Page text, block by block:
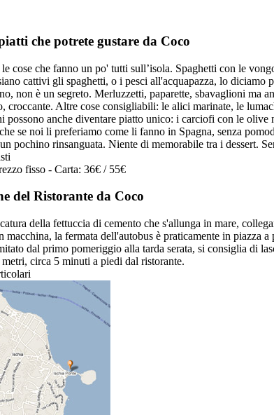
che potrete gustare da Coco
cose che fanno un po' tutti sull’isola. Spaghetti con le
cattivi gli spaghetti, o i pesci all'acquapazza, lo diciamo
non è un segreto. Merluzzetti, paparette, sbavaglioni ma
croccante. Altre cose consigliabili: le alici marinate, le
possono anche diventare piatto unico: i carciofi con le
se noi li preferiamo come li fanno in Spagna, senza
pochino rinsanguata. Niente di memorabile tra i dessert.
fisso - Carta: 36€ / 55€
del Ristorante da Coco
della fettuccia di cemento che s'allunga in mare,
macchina, la fermata dell'autobus è praticamente in piazza
dal primo pomeriggio alla tarda serata, si consiglia di
circa 5 minuti a piedi dal ristorante.